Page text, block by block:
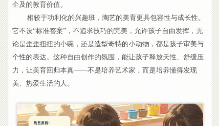
企及的教育价值。
相较于功利化的兴趣班，陶艺的美育更具包容性与成长性。
它不设“标准答案”，不追求技巧的完美，允许孩子自由发挥，无
论是歪歪扭扭的小碗，还是造型奇特的小动物，都是孩子审美与
个性的表达。这种自由创作的氛围，能让孩子释放天性、舒缓压
力，让美育回归本真——不是培养艺术家，而是培养懂得发现
美、热爱生活的人。